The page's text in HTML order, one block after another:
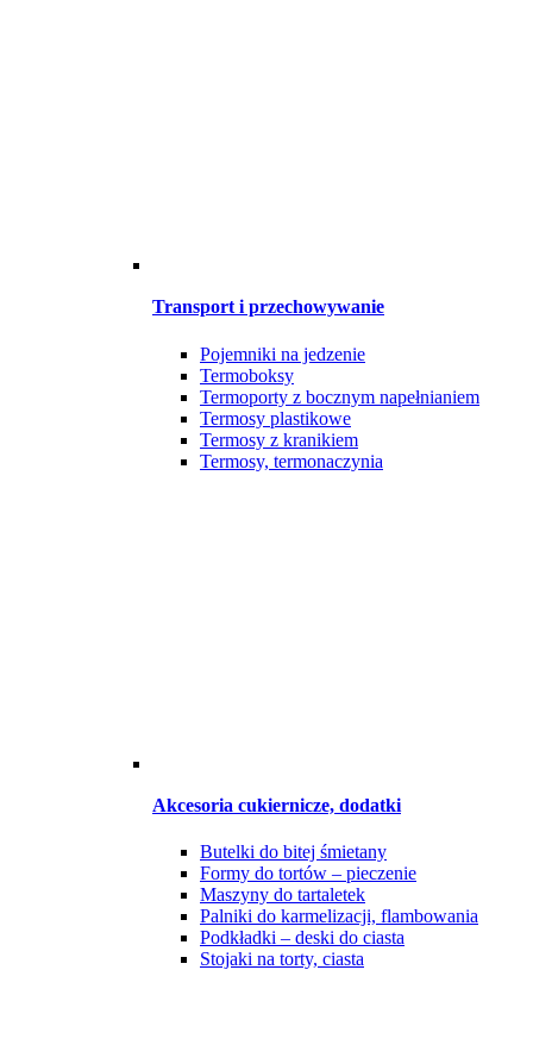
Transport i przechowywanie
Pojemniki na jedzenie
Termoboksy
Termoporty z bocznym napełnianiem
Termosy plastikowe
Termosy z kranikiem
Termosy, termonaczynia
Akcesoria cukiernicze, dodatki
Butelki do bitej śmietany
Formy do tortów – pieczenie
Maszyny do tartaletek
Palniki do karmelizacji, flambowania
Podkładki – deski do ciasta
Stojaki na torty, ciasta